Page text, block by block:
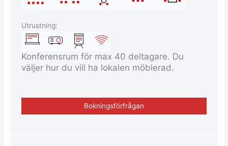
Utrustning:
Konferensrum för max 40 deltagare. Du
väljer hur du vill ha lokalen möblerad.
Bokningsförfrågan